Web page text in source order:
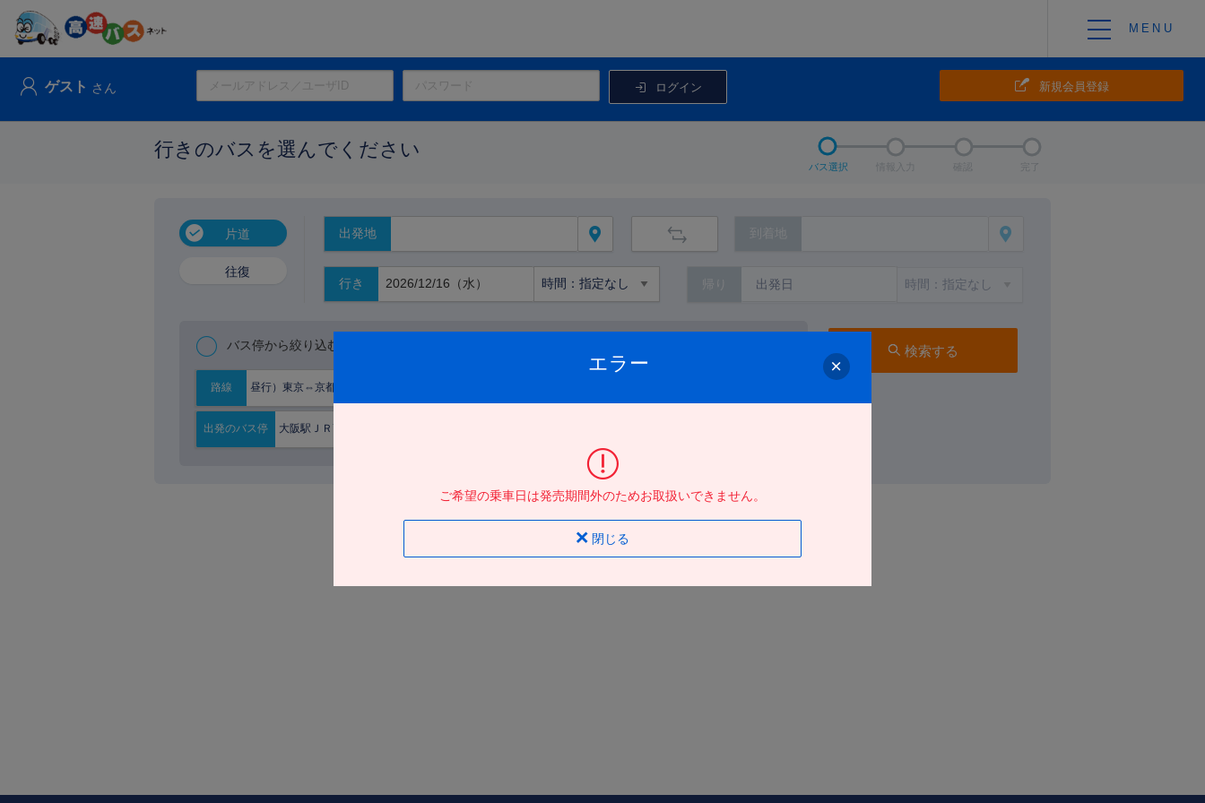
ゲスト さん ログイン 新規会員登録
行きのバスを選んでください
バス選択 確認 完了
片道
往復
出発地 到着地
行き
バス停から絞り込む
路線 昼行）東京⇔京都大阪
出発のバス停 大阪駅ＪＲ高速ＢＴ
検索する
エラー
ご希望の乗車日は発売期間外のためお取扱いできません。
閉じる